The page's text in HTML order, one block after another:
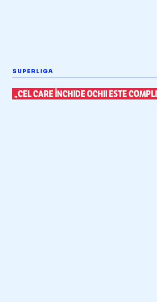
SUPERLIGA
„CEL CARE ÎNCHIDE OCHII ESTE